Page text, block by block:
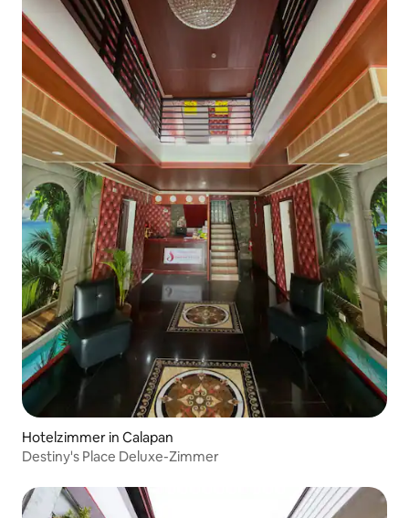
Hotelzimmer in Calapan
Destiny's Place Deluxe-Zimmer